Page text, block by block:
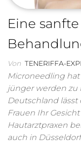
Eine
Von TENERIFFA-
Microneedling
jünger werden zu
Deutschland
Frauen Ihr
Hautarztpraxen
auch in